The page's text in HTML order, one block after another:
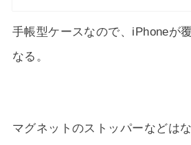
手帳型ケースなので、iPhoneが
なる。
マグネットのストッパーなどはな